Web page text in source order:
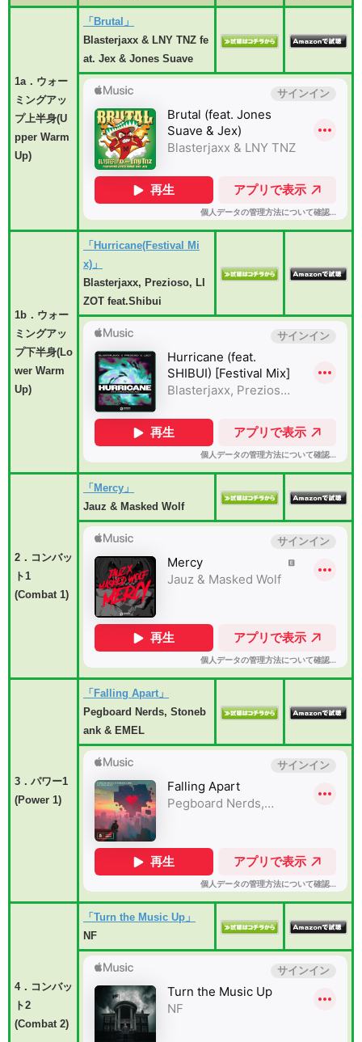
1a．ウォー
ミングアッ
プ上半身(U
pper Warm
Up)
「Brutal」
Blasterjaxx & LNY TNZ fe
at. Jex & Jones Suave
1b．ウォー
ミングアッ
プ下半身(Lo
wer Warm
Up)
「Hurricane(Festival Mi
x)」
Blasterjaxx, Prezioso, LI
ZOT feat.Shibui
2．コンバッ
ト1
(Combat 1)
「Mercy」
Jauz & Masked Wolf
3．パワー1
(Power 1)
「Falling Apart」
Pegboard Nerds, Stoneb
ank & EMEL
4．コンバッ
ト2
(Combat 2)
「Turn the Music Up」
NF